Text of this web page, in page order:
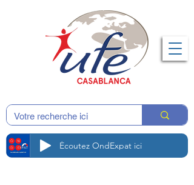
Écoutez OndExpat ici